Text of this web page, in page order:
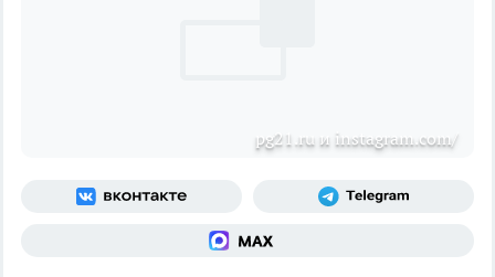
pg21.ru и instagram.com/